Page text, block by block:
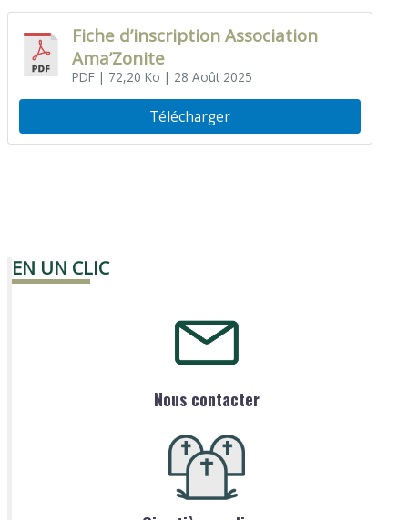
Fiche d’inscription Association
Ama’Zonite
PDF| 72,20 Ko | 28 Août 2025
Télécharger
EN UN CLIC
Nous contacter